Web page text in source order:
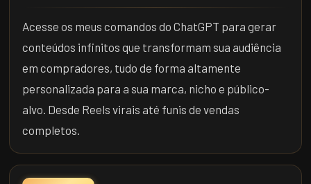
Acesse os meus comandos do ChatGPT para gerar
conteúdos infinitos que transformam sua audiência
em compradores, tudo de forma altamente
personalizada para a sua marca, nicho e público-
alvo. Desde Reels virais até funis de vendas
completos.